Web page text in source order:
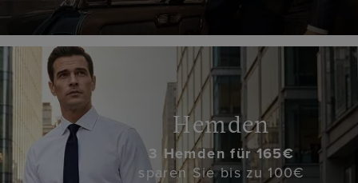
Hemden
3 Hemden für 165€
sparen Sie bis zu 100€